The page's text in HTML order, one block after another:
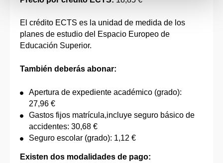
El crédito ECTS es la unidad de medida de los
planes de estudio del Espacio Europeo de
Educación Superior.
También deberás abonar:
Apertura de expediente académico (grado):
27,96 €
Gastos fijos matrícula,incluye seguro básico de
accidentes: 30,68 €
Seguro escolar (grado): 1,12 €
Existen dos modalidades de pago: